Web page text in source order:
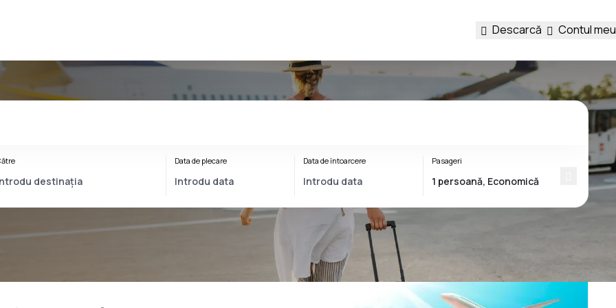
Descarcă Contul meu
Data de plecare Data de întoarcere Pasageri